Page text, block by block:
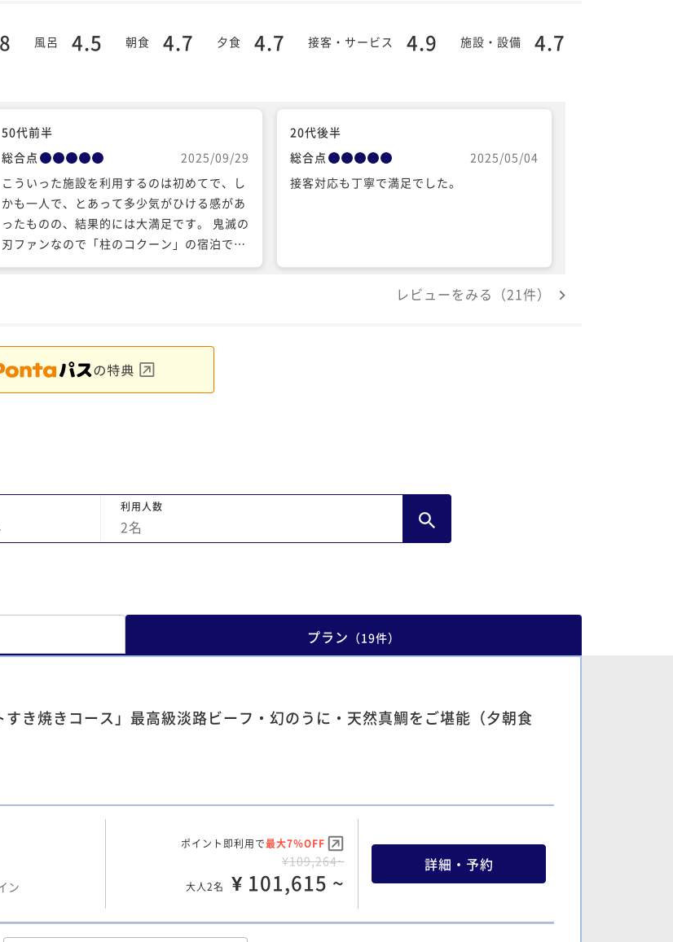
風呂 4.5 朝食 4.7 夕食 4.7 接客・サービス 4.9 施設・設備 4.7
50代前半
総合点
2025/09/29
こういった施設を利用するのは初めてで、し
かも一人で、とあって多少気がひける感があ
ったものの、結果的には大満足です。 鬼滅の
刃ファンなので「柱のコクーン」の宿泊でし
たが、部屋の内装やサービスは申し分なく、
ッフの方々の接客も素晴らしく、日常を離れ
た空間の提供という点でも完璧だと思いま
ったらなとも思いました。 でも、総合的には
断然高評価であります。 それなりのお値段で
20代後半
総合点
2025/05/04
接客対応も丁寧で満足でした。
レビューをみる（21件）
利用人数
2名
プラン （19件）
き焼きコース」最高級淡路ビーフ・幻のうに・天然真鯛をご堪能（夕朝食
ン
ポイント即利用で最大7％OFF
¥109,264~
大人2名 ¥ 101,615 ~
詳細・予約